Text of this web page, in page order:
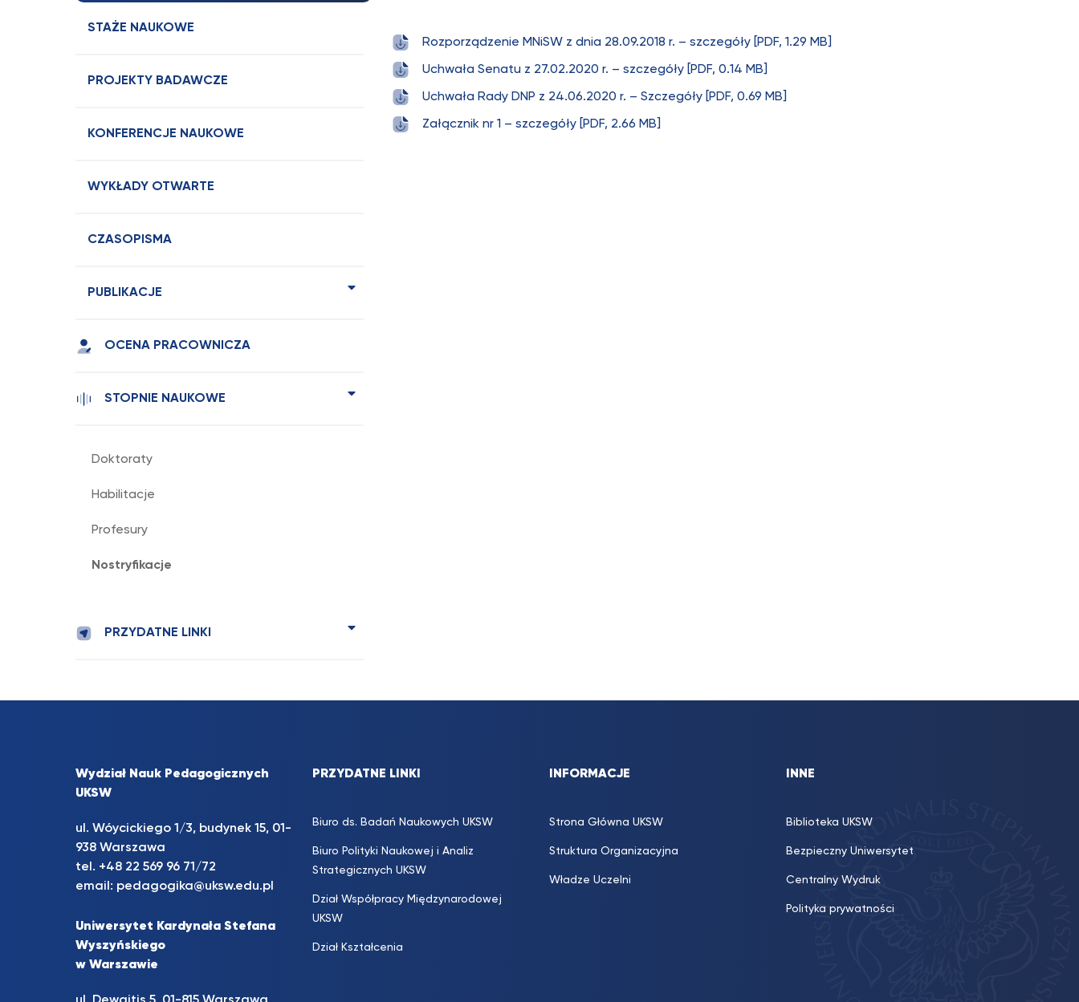
STAŻE NAUKOWE
PROJEKTY BADAWCZE
KONFERENCJE NAUKOWE
WYKŁADY OTWARTE
CZASOPISMA
PUBLIKACJE
OCENA PRACOWNICZA
STOPNIE NAUKOWE
Doktoraty
Habilitacje
Profesury
Nostryfikacje
PRZYDATNE LINKI
Rozporządzenie MNiSW z dnia 28.09.2018 r. – szczegóły [PDF, 1.29 MB]
Uchwała Senatu z 27.02.2020 r. – szczegóły [PDF, 0.14 MB]
Uchwała Rady DNP z 24.06.2020 r. – Szczegóły [PDF, 0.69 MB]
Załącznik nr 1 – szczegóły [PDF, 2.66 MB]
Wydział Nauk Pedagogicznych
UKSW
ul. Wóycickiego 1/3, budynek 15, 01-
938 Warszawa
tel. +48 22 569 96 71/72
email: pedagogika@uksw.edu.pl
Uniwersytet Kardynała Stefana
Wyszyńskiego
w Warszawie
PRZYDATNE LINKI
Biuro ds. Badań Naukowych UKSW
Biuro Polityki Naukowej i Analiz
Strategicznych UKSW
Dział Współpracy Międzynarodowej
UKSW
Dział Kształcenia
INFORMACJE
Strona Główna UKSW
Struktura Organizacyjna
Władze Uczelni
INNE
Biblioteka UKSW
Bezpieczny Uniwersytet
Centralny Wydruk
Polityka prywatności